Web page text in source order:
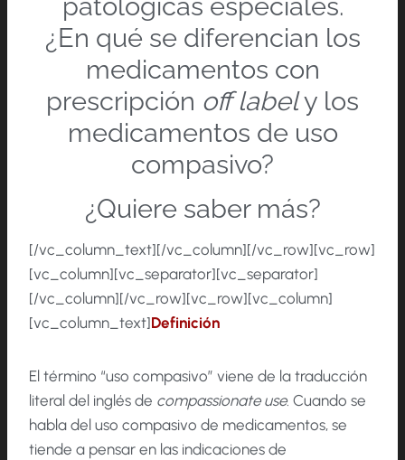
¿En qué se diferencian los
medicamentos con
prescripción off labely los
medicamentos de uso
compasivo?
¿Quiere saber más?
[/vc_column_text][/vc_column][/vc_row][vc_row]
[vc_column][vc_separator][vc_separator]
[/vc_column][/vc_row][vc_row][vc_column]
[vc_column_text]Definición
El término “uso compasivo” viene de la traducción
literal del inglés de compassionate use. Cuando se
habla del uso compasivo de medicamentos, se
tiende a pensar en las indicaciones de